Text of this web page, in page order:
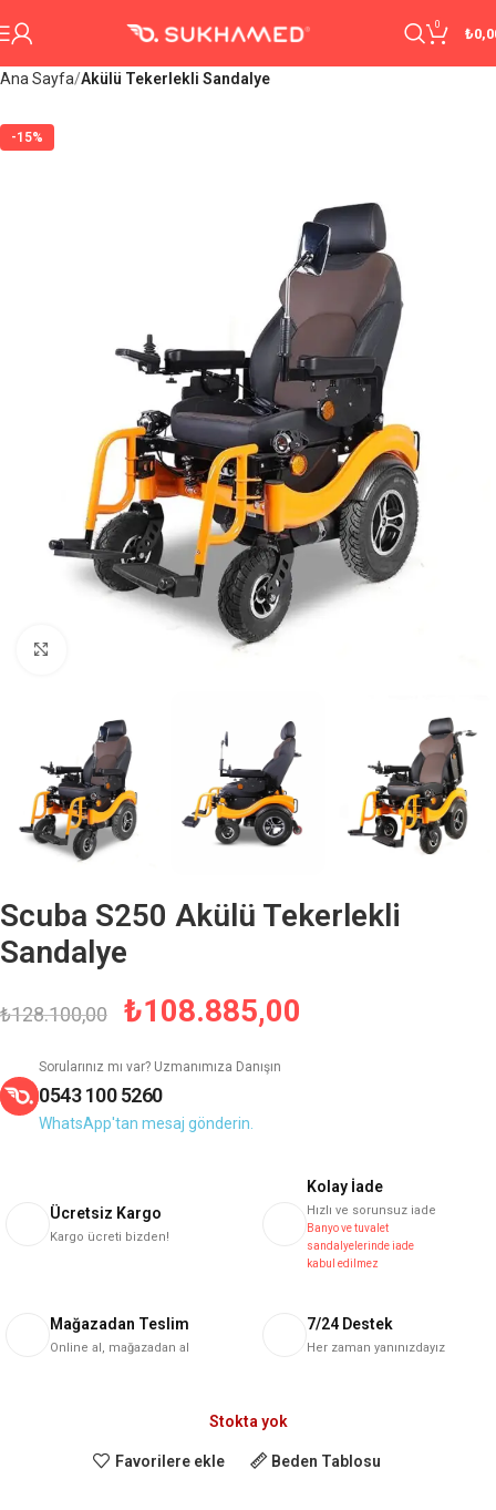
0
₺
Ana Sayfa Akülü Tekerlekli Sandalye
-15%
Scuba S250 Akülü Tekerlekli
Sandalye
₺128.100,00 ₺108.885,00
Sorularınız mı var? Uzmanımıza Danışın
0543 100 5260
WhatsApp'tan mesaj gönderin.
Ücretsiz Kargo
Kargo ücreti bizden!
Kolay İade
Hızlı ve sorunsuz iade
Banyo ve tuvalet
sandalyelerinde iade
kabul edilmez
Mağazadan Teslim
Online al, mağazadan al
7/24 Destek
Her zaman yanınızdayız
Stokta yok
Favorilere ekle Beden Tablosu